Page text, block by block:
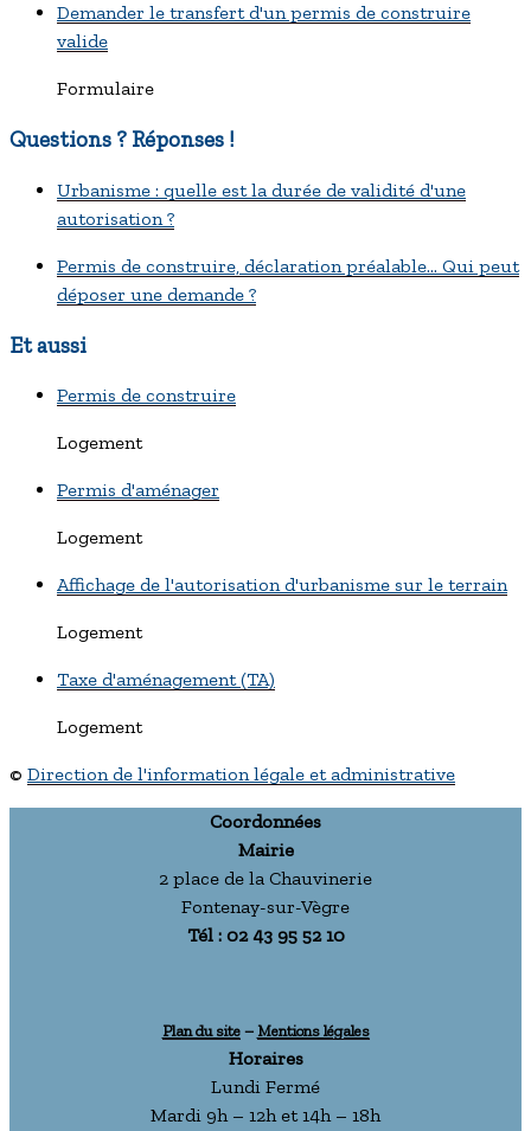
Demander le transfert d'un permis de construire
valide
Formulaire
Questions ? Réponses !
Urbanisme : quelle est la durée de validité d'une
autorisation ?
Permis de construire, déclaration préalable... Qui peut
déposer une demande ?
Et aussi
Permis de construire
Logement
Permis d'aménager
Logement
Affichage de l'autorisation d'urbanisme sur le terrain
Logement
Taxe d'aménagement (TA)
Logement
© Direction de l'information légale et administrative
Coordonnées
Mairie
2 place de la Chauvinerie
Fontenay-sur-Vègre
Tél : 02 43 95 52 10
Plan du site– Mentions légales
Horaires
Lundi Fermé
Mardi 9h – 12h et 14h – 18h